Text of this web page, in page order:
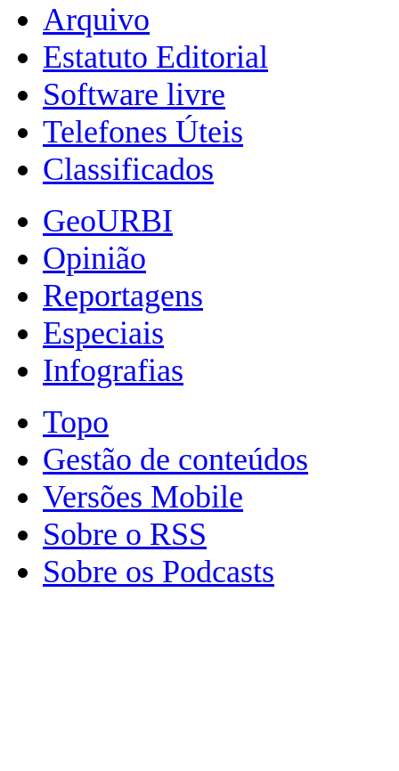
Arquivo
Estatuto Editorial
Software livre
Telefones Úteis
Classificados
GeoURBI
Opinião
Reportagens
Especiais
Infografias
Topo
Gestão de conteúdos
Versões Mobile
Sobre o RSS
Sobre os Podcasts